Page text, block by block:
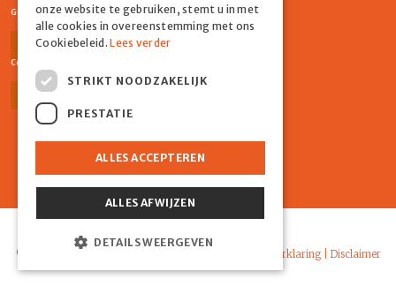
Graydon Events
Facebook Instagram
Comiq
Facebook
© 2026 Graydon | Privacyverklaring| Disclaimer
Powered by Marker Media
onze website te gebruiken, stemt u in met
alle cookies in overeenstemming met ons
Cookiebeleid.Lees verder
STRIKT NOODZAKELIJK
PRESTATIE
ALLES ACCEPTEREN
ALLES AFWIJZEN
DETAILS WEERGEVEN